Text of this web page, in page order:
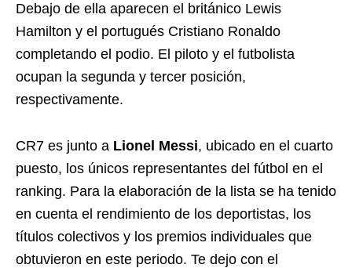
Debajo de ella aparecen el británico Lewis
Hamilton y el portugués Cristiano Ronaldo
completando el podio. El piloto y el futbolista
ocupan la segunda y tercer posición,
respectivamente.
CR7 es junto a Lionel Messi, ubicado en el cuarto
puesto, los únicos representantes del fútbol en el
ranking. Para la elaboración de la lista se ha tenido
en cuenta el rendimiento de los deportistas, los
títulos colectivos y los premios individuales que
obtuvieron en este periodo. Te dejo con el